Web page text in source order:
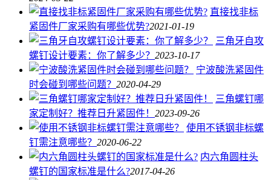
直接找非标
紧固件厂家采购有哪些优势?2021-01-19
三角牙自攻
螺钉设计要素：你了解多少？ 2023-10-17
宁波酸洗紧固件
时会碰到哪些问题？ 2020-04-29
三角螺钉哪
家定制好？推荐日升紧固件！ 2023-09-26
使用不锈钢非标螺
钉需注意哪些？ 2020-06-22
内六角圆柱头
螺钉的国家标准是什么?2017-04-26